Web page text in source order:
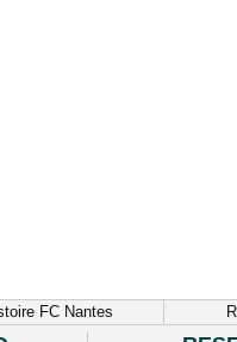
FC Nantes